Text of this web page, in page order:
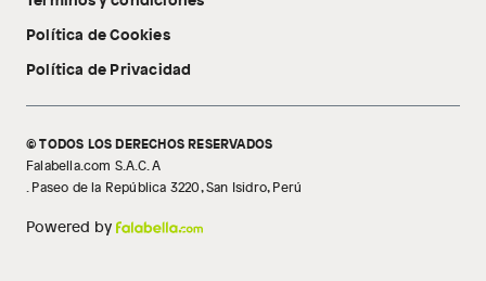
Tecnología Pillow Walk
Libro de reclamaciones
Política de Cookies
Política de Privacidad
© TODOS LOS DERECHOS RESERVADOS
Falabella.com S.A.C. A
. Paseo de la República 3220, San Isidro, Perú
Powered by